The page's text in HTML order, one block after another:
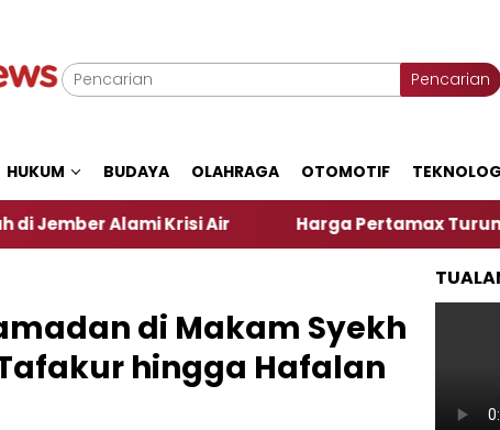
Pencarian
HUKUM BUDAYA OLAHRAGA OTOMOTIF
Krisi Air Harga Pertamax Turun Per Hari Ini,
di Makam Syekh
hingga Hafalan